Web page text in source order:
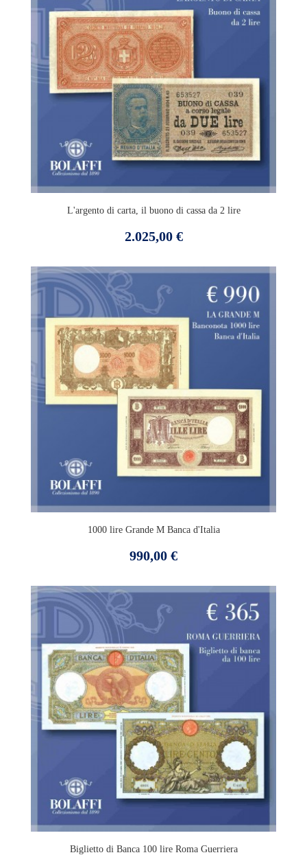
L'argento di carta, il buono di cassa da 2 lire
Prezzo
2.025,00 €
1000 lire Grande M Banca d'Italia
Prezzo
990,00 €
Biglietto di Banca 100 lire Roma Guerriera